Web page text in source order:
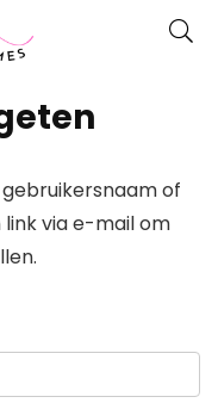
of
via e-mail om